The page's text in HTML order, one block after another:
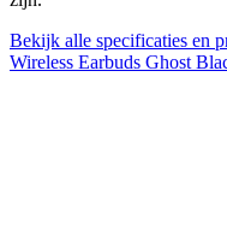
Bekijk alle specificaties en
Wireless Earbuds Ghost